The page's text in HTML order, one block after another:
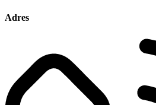
Adres